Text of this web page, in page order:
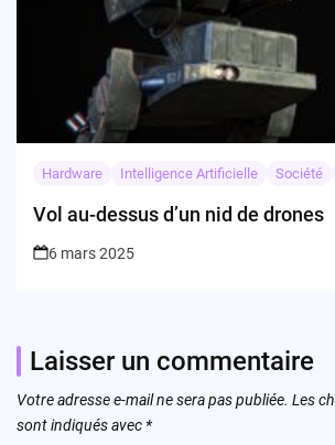
Hardware Intelligence Artificielle Société
Vol au-dessus d’un nid de drones
6 mars 2025
Laisser un commentaire
Votre adresse e-mail ne sera pas publiée. Les
sont indiqués avec *